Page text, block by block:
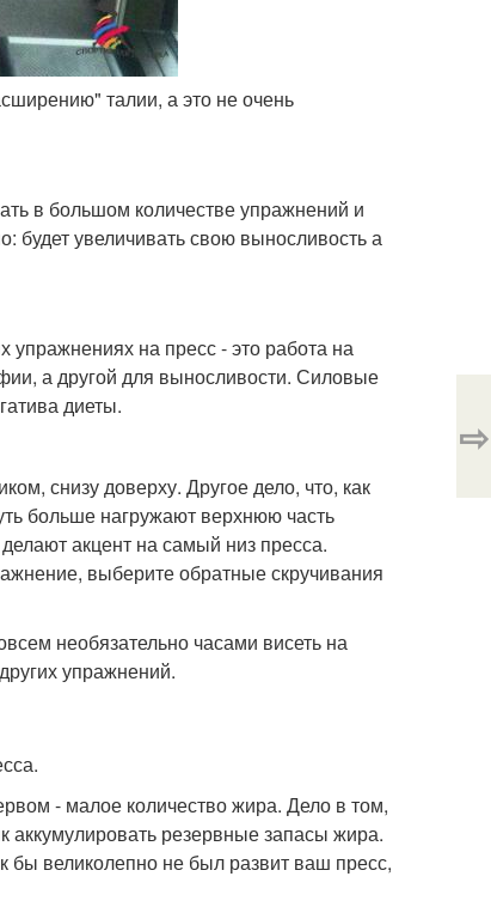
талии, а это не очень
в большом количестве упражнений и
будет увеличивать свою выносливость а
упражнениях на пресс - это работа на
а другой для выносливости. Силовые
диеты.
снизу доверху. Другое дело, что, как
больше нагружают верхнюю часть
акцент на самый низ пресса.
выберите обратные скручивания
необязательно часами висеть на
упражнений.
- малое количество жира. Дело в том,
аккумулировать резервные запасы жира.
бы великолепно не был развит ваш пресс,
⇨